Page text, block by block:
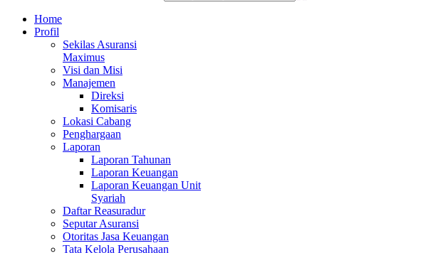
Home
Profil
Sekilas Asuransi
Maximus
Visi dan Misi
Manajemen
Direksi
Komisaris
Lokasi Cabang
Penghargaan
Laporan
Laporan Tahunan
Laporan Keuangan
Laporan Keuangan Unit
Syariah
Daftar Reasuradur
Seputar Asuransi
Otoritas Jasa Keuangan
Tata Kelola Perusahaan